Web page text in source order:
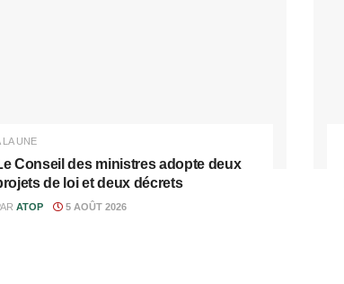
LA UNE
Conseil des ministres adopte deux
de loi et deux décrets
ATOP 5 AOÛT 2026